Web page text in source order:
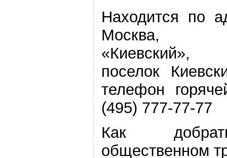
Находится по
Москва,
поселок
телефон
(495) 777-77-77
Как
общественном